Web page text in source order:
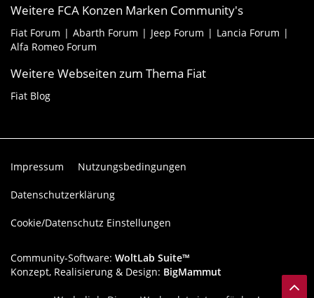
Weitere FCA Konzen Marken Community's
Fiat Forum Abarth Forum Jeep Forum
Lancia Forum
Alfa Romeo Forum
Weitere Webseiten zum Thema Fiat
Fiat Blog
Impressum Nutzungsbedingungen
Datenschutzerklärung
Cookie/Datenschutz Einstellungen
Community-Software: WoltLab Suite™
Konzept, Realisierung & Design: BigMammut